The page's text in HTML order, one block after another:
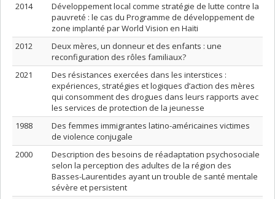
2014
Développement local comme stratégie de lutte contre la
pauvreté : le cas du Programme de développement de
zone implanté par World Vision en Haïti
2012
Deux mères, un donneur et des enfants : une
reconfiguration des rôles familiaux?
2021
Des résistances exercées dans les interstices :
expériences, stratégies et logiques d’action des mères
qui consomment des drogues dans leurs rapports avec
les services de protection de la jeunesse
1988
Des femmes immigrantes latino-américaines victimes
de violence conjugale
2000
Description des besoins de réadaptation psychosociale
selon la perception des adultes de la région des
Basses-Laurentides ayant un trouble de santé mentale
sévère et persistent